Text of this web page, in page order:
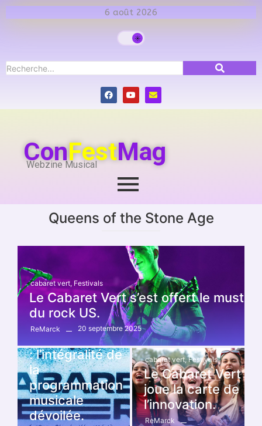
6 août 2026
ConFestMag
Webzine Musical
Queens of the Stone Age
cabaret vert, Festivals
Le Cabaret Vert s’est offert le must
du rock US.
ReMarck 20 septembre 2025
cabaret vert Festivals
CABARET VERT
: l’intégralité de
la
programmation
musicale
dévoilée.
cabaret vert, Festivals
Le Cabaret Vert
joue la carte de
l’innovation.
ReMarck